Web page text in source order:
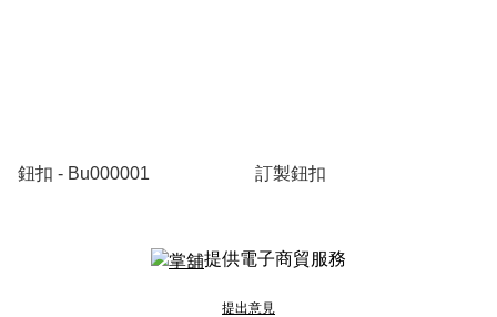
鈕扣 - Bu000001 訂製鈕扣
提供電子商貿服務
提出意見